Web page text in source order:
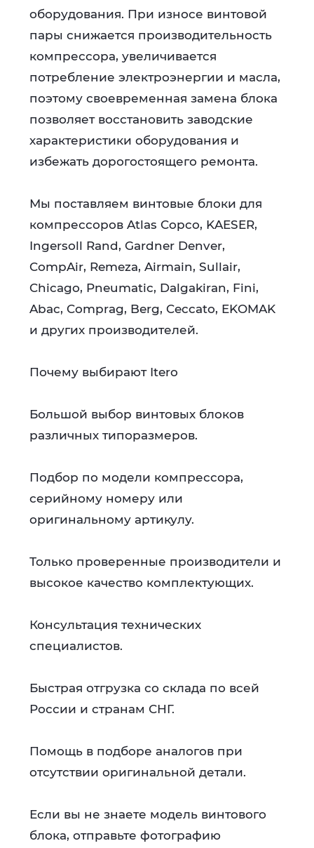
оборудования. При износе винтовой
пары снижается производительность
компрессора, увеличивается
потребление электроэнергии и масла,
поэтому своевременная замена блока
позволяет восстановить заводские
характеристики оборудования и
избежать дорогостоящего ремонта.
Мы поставляем винтовые блоки для
компрессоров Atlas Copco, KAESER,
Ingersoll Rand, Gardner Denver,
CompAir, Remeza, Airmain, Sullair,
Chicago, Pneumatic, Dalgakiran, Fini,
Abac, Comprag, Berg, Ceccato, EKOMAK
и других производителей.
Почему выбирают Itero
Большой выбор винтовых блоков
различных типоразмеров.
Подбор по модели компрессора,
серийному номеру или
оригинальному артикулу.
Только проверенные производители и
высокое качество комплектующих.
Консультация технических
специалистов.
Быстрая отгрузка со склада по всей
России и странам СНГ.
Помощь в подборе аналогов при
отсутствии оригинальной детали.
Если вы не знаете модель винтового
блока, отправьте фотографию